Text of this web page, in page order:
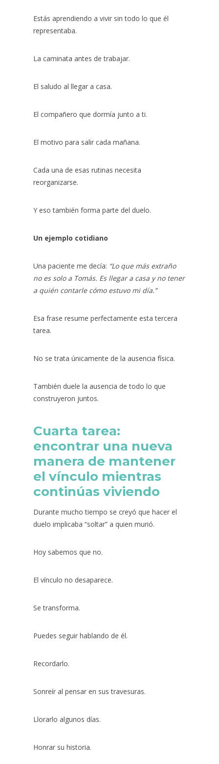
Estás aprendiendo a vivir sin todo lo que él
representaba.
La caminata antes de trabajar.
El saludo al llegar a casa.
El compañero que dormía junto a ti.
El motivo para salir cada mañana.
Cada una de esas rutinas necesita
reorganizarse.
Y eso también forma parte del duelo.
Un ejemplo cotidiano
Una paciente me decía: “Lo que más extraño
no es solo a Tomás. Es llegar a casa y no tener
a quién contarle cómo estuvo mi día.”
Esa frase resume perfectamente esta tercera
tarea.
No se trata únicamente de la ausencia física.
También duele la ausencia de todo lo que
construyeron juntos.
Cuarta tarea:
encontrar una nueva
manera de mantener
el vínculo mientras
continúas viviendo
Durante mucho tiempo se creyó que hacer el
duelo implicaba “soltar” a quien murió.
Hoy sabemos que no.
El vínculo no desaparece.
Se transforma.
Puedes seguir hablando de él.
Recordarlo.
Sonreír al pensar en sus travesuras.
Llorarlo algunos días.
Honrar su historia.